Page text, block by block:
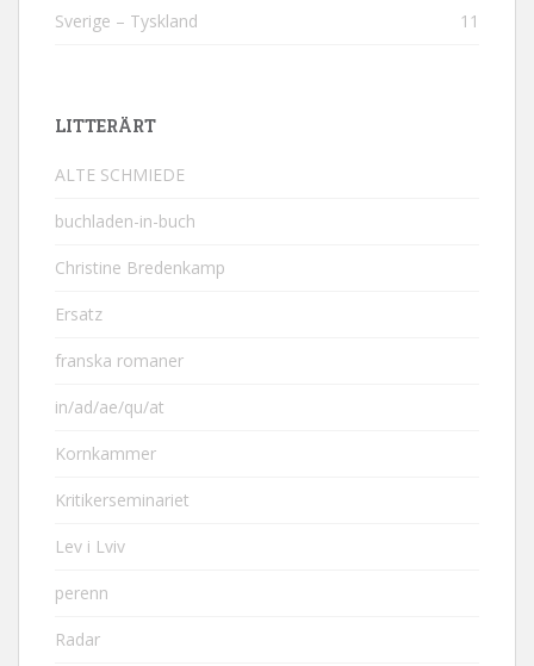
Sverige – Tyskland 11
LITTERÄRT
ALTE SCHMIEDE
buchladen-in-buch
Christine Bredenkamp
Ersatz
franska romaner
in/ad/ae/qu/at
Kornkammer
Kritikerseminariet
Lev i Lviv
perenn
Radar